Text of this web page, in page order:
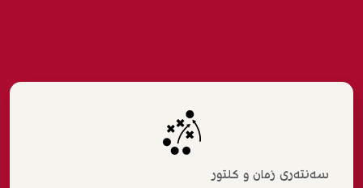
سەنتەری زمان و کلتور